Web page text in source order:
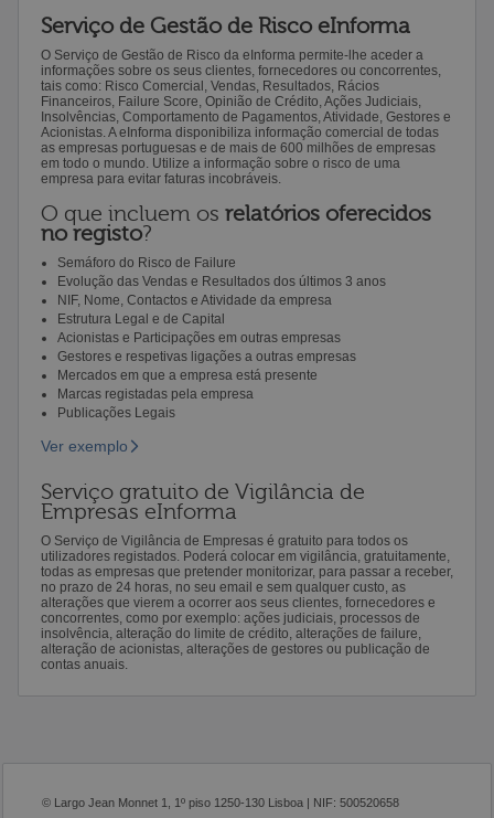
Serviço de Gestão de Risco eInforma
O Serviço de Gestão de Risco da eInforma permite-lhe aceder a
informações sobre os seus clientes, fornecedores ou concorrentes,
tais como: Risco Comercial, Vendas, Resultados, Rácios
Financeiros, Failure Score, Opinião de Crédito, Ações Judiciais,
Insolvências, Comportamento de Pagamentos, Atividade, Gestores e
Acionistas. A eInforma disponibiliza informação comercial de todas
as empresas portuguesas e de mais de 600 milhões de empresas
em todo o mundo. Utilize a informação sobre o risco de uma
empresa para evitar faturas incobráveis.
O que incluem os relatórios oferecidos
no registo?
Semáforo do Risco de Failure
Evolução das Vendas e Resultados dos últimos 3 anos
NIF, Nome, Contactos e Atividade da empresa
Estrutura Legal e de Capital
Acionistas e Participações em outras empresas
Gestores e respetivas ligações a outras empresas
Mercados em que a empresa está presente
Marcas registadas pela empresa
Publicações Legais
Ver exemplo
Serviço gratuito de Vigilância de
Empresas eInforma
O Serviço de Vigilância de Empresas é gratuito para todos os
utilizadores registados. Poderá colocar em vigilância, gratuitamente,
todas as empresas que pretender monitorizar, para passar a receber,
no prazo de 24 horas, no seu email e sem qualquer custo, as
alterações que vierem a ocorrer aos seus clientes, fornecedores e
concorrentes, como por exemplo: ações judiciais, processos de
insolvência, alteração do limite de crédito, alterações de failure,
alteração de acionistas, alterações de gestores ou publicação de
contas anuais.
© Largo Jean Monnet 1, 1º piso 1250-130 Lisboa | NIF: 500520658